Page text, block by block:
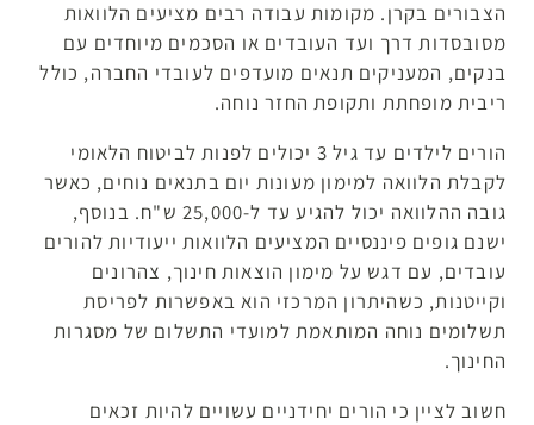
הצבורים בקרן. מקומות עבודה רבים מציעים הלוואות
מסובסדות דרך ועד העובדים או הסכמים מיוחדים עם
בנקים, המעניקים תנאים מועדפים לעובדי החברה, כולל
ריבית מופחתת ותקופת החזר נוחה.
הורים לילדים עד גיל 3 יכולים לפנות לביטוח הלאומי
לקבלת הלוואה למימון מעונות יום בתנאים נוחים, כאשר
גובה ההלוואה יכול להגיע עד ל-25,000 ש"ח. בנוסף,
ישנם גופים פיננסיים המציעים הלוואות ייעודיות להורים
עובדים, עם דגש על מימון הוצאות חינוך, צהרונים
וקייטנות, כשהיתרון המרכזי הוא באפשרות לפריסת
תשלומים נוחה המותאמת למועדי התשלום של מסגרות
החינוך.
חשוב לציין כי הורים יחידניים עשויים להיות זכאים